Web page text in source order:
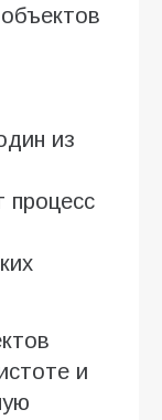
из
процесс
и